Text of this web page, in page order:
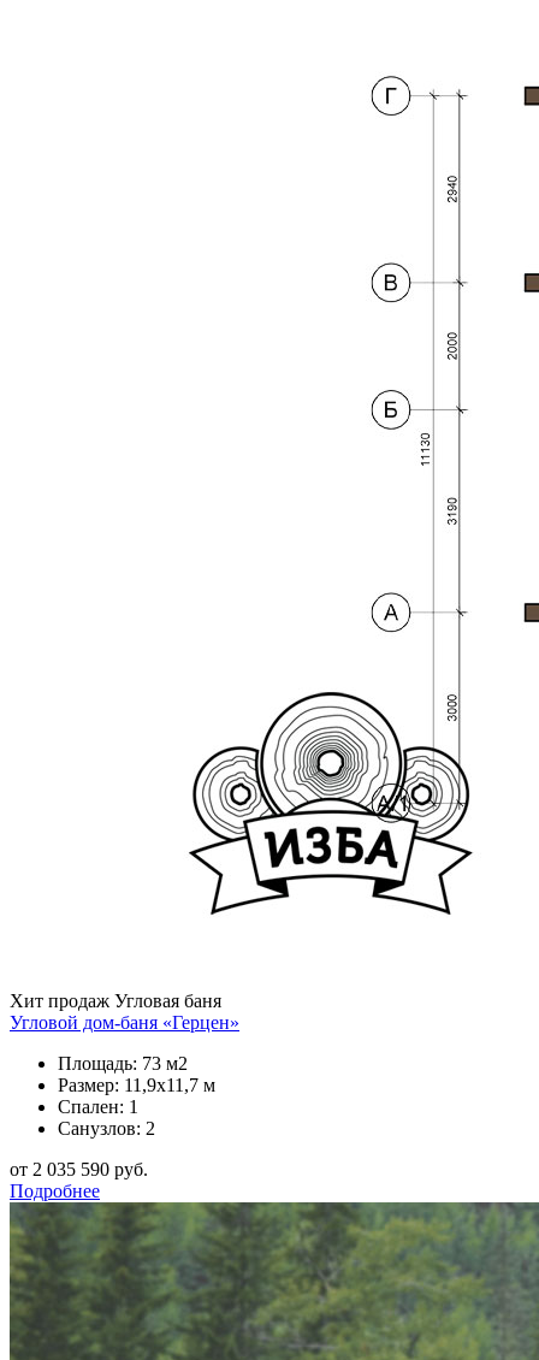
Хит продаж Угловая баня
Угловой дом-баня «Герцен»
Площадь: 73 м2
Размер: 11,9х11,7 м
Спален: 1
Санузлов: 2
от 2 035 590 руб.
Подробнее